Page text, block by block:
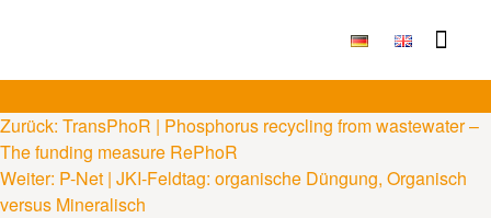
Zurück: TransPhoR | Phosphorus recycling from wastewater –
The funding measure RePhoR
Weiter: P-Net | JKI-Feldtag: organische Düngung, Organisch
versus Mineralisch